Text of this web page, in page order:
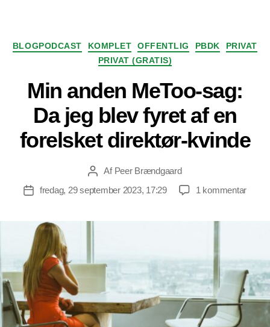
Kategorier
BLOGPODCAST KOMPLET OFFENTLIG PBDK
PRIVAT
PRIVAT (GRATIS)
Min anden MeToo-sag:
Da jeg blev fyret af en
forelsket direktør-kvinde
Indlægsforfatter
Af Peer Brændgaard
Indlægsdato
fredag, 29 september 2023, 17:29 1 kommentartil
jeg
blev
fyret